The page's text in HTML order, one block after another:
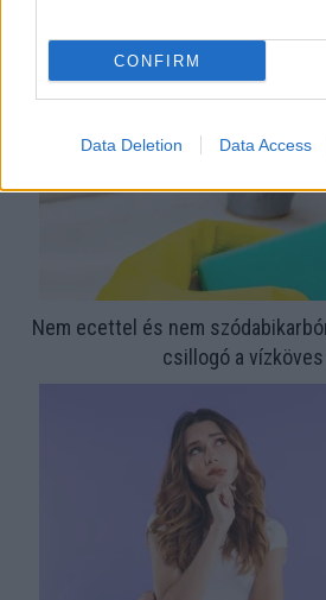
CONFIRM
Data Deletion Data Access
Nem ecettel és nem
csillogó a